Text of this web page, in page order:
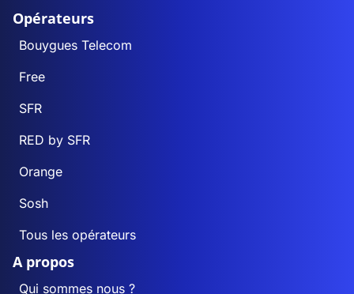
Opérateurs
Bouygues Telecom
Free
SFR
RED by SFR
Orange
Sosh
Tous les opérateurs
A propos
Qui sommes nous ?